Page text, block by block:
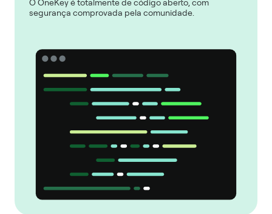
O OneKey é totalmente de código aberto, com
segurança comprovada pela comunidade.